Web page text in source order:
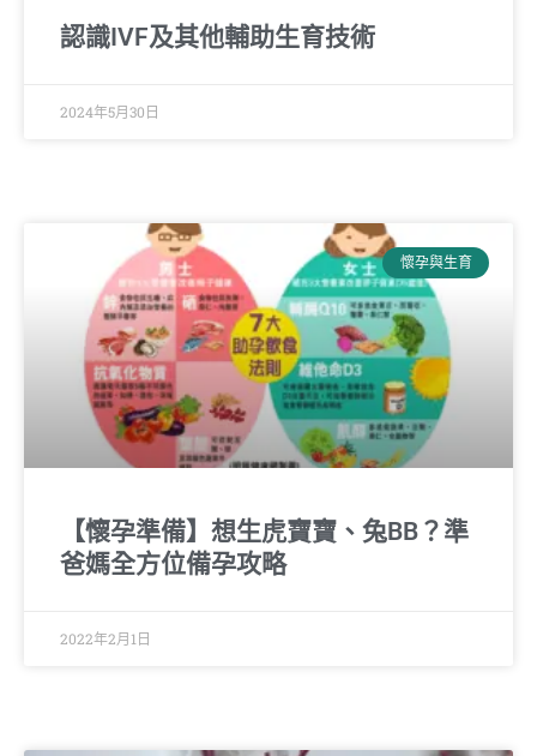
認識IVF及其他輔助生育技術
2024年5月30日
懷孕與生育
【懷孕準備】想生虎寶寶、兔BB？準
爸媽全方位備孕攻略
2022年2月1日